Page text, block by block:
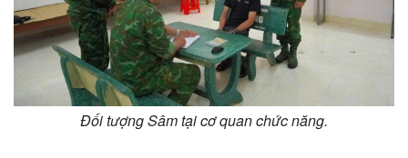
Đối tượng Sâm tại cơ quan chức năng.